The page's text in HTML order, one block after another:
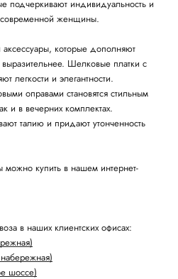
подчеркивают индивидуальность и
современной женщины.
аксессуары, которые дополняют
Шелковые платки с
легкости и элегантности.
оправами становятся стильным
и в вечерних комплектах.
талию и придают утонченность
купить в нашем интернет-
в наших клиентских офисах:
шоссе)